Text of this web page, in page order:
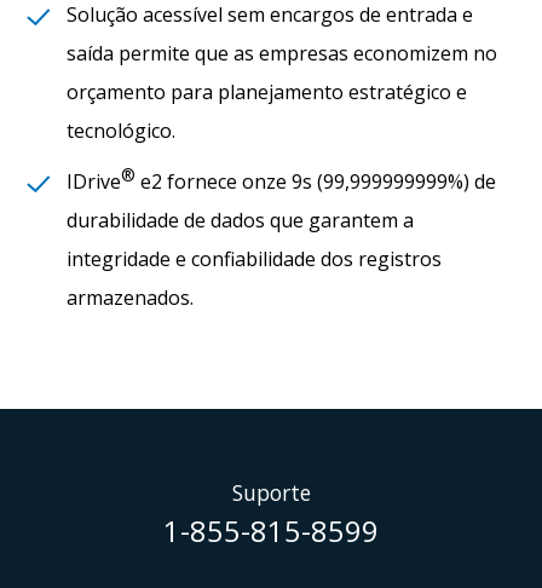
Solução acessível sem encargos de entrada e
saída permite que as empresas economizem no
orçamento para planejamento estratégico e
tecnológico.
IDrive® e2 fornece onze 9s (99,999999999%) de
durabilidade de dados que garantem a
integridade e confiabilidade dos registros
armazenados.
Suporte
1-855-815-8599